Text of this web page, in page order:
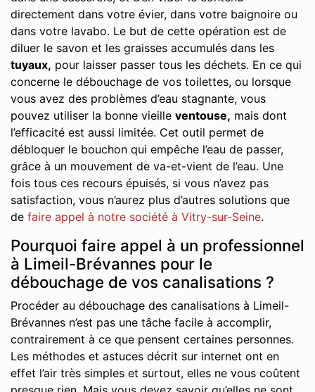
directement dans votre évier, dans votre baignoire ou
dans votre lavabo. Le but de cette opération est de
diluer le savon et les graisses accumulés dans les
tuyaux, pour laisser passer tous les déchets. En ce qui
concerne le débouchage de vos toilettes, ou lorsque
vous avez des problèmes d’eau stagnante, vous
pouvez utiliser la bonne vieille ventouse, mais dont
l’efficacité est aussi limitée. Cet outil permet de
débloquer le bouchon qui empêche l’eau de passer,
grâce à un mouvement de va-et-vient de l’eau. Une
fois tous ces recours épuisés, si vous n’avez pas
satisfaction, vous n’aurez plus d’autres solutions que
de faire appel à notre société à Vitry-sur-Seine.
Pourquoi faire appel à un professionnel
à Limeil-Brévannes pour le
débouchage de vos canalisations ?
Procéder au débouchage des canalisations à Limeil-
Brévannes n’est pas une tâche facile à accomplir,
contrairement à ce que pensent certaines personnes.
Les méthodes et astuces décrit sur internet ont en
effet l’air très simples et surtout, elles ne vous coûtent